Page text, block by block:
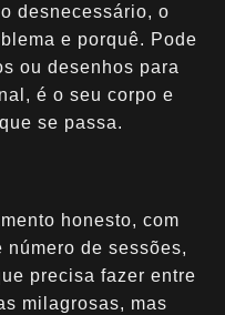
desnecessário, o
e porquê. Pode
ou desenhos para
é o seu corpo e
se passa.
honesto, com
de sessões,
precisa fazer entre
milagrosas, mas